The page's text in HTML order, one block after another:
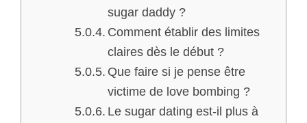
sugar daddy ?
Comment établir des limites
claires dès le début ?
Que faire si je pense être
victime de love bombing ?
Le sugar dating est-il plus à